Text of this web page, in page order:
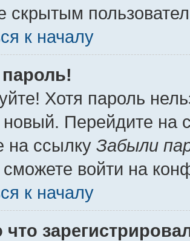
скрытым
к началу
Хотя пароль
новый. Перейдите на
на ссылку Забыли
войти на
к началу
что